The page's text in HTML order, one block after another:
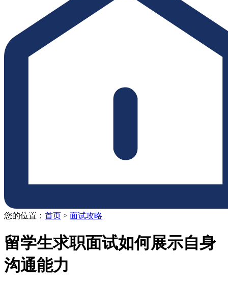
您的位置： 首页 > 面试攻略
留学生求职面试如何展示自身
沟通能力